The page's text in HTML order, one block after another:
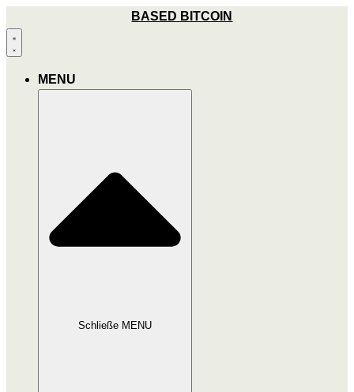
Inhalt
wechseln
BASED BITCOIN
MENU
Schließe MENU